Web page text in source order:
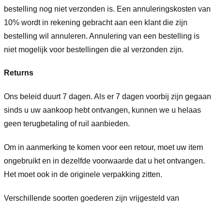
bestelling nog niet verzonden is. Een annuleringskosten van
10% wordt in rekening gebracht aan een klant die zijn
bestelling wil annuleren. Annulering van een bestelling is
niet mogelijk voor bestellingen die al verzonden zijn.
Returns
Ons beleid duurt 7 dagen. Als er 7 dagen voorbij zijn gegaan
sinds u uw aankoop hebt ontvangen, kunnen we u helaas
geen terugbetaling of ruil aanbieden.
Om in aanmerking te komen voor een retour, moet uw item
ongebruikt en in dezelfde voorwaarde dat u het ontvangen.
Het moet ook in de originele verpakking zitten.
Verschillende soorten goederen zijn vrijgesteld van